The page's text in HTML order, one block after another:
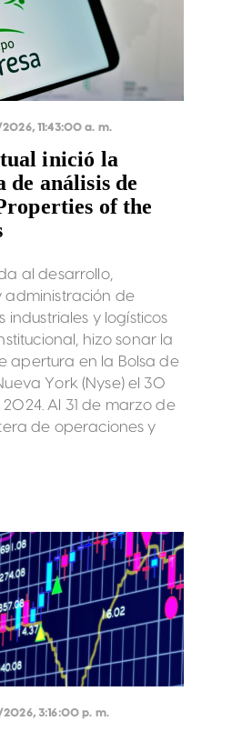
11:43:00 a. m.
inició la
de análisis de
of the
al desarrollo,
administración de
industriales y logísticos
hizo sonar la
apertura en la Bolsa de
York (Nyse) el 30
Al 31 de marzo de
de operaciones y
LPA estaba compuesta
Perú y México,
580 118 metros
3:16:00 p. m.